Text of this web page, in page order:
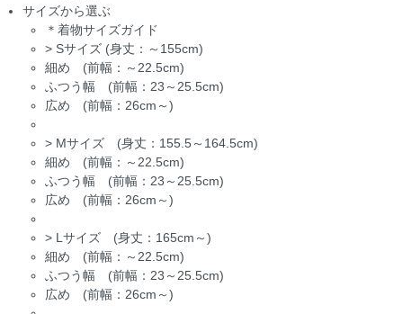
サイズから選ぶ
＊着物サイズガイド
> Sサイズ (身丈：～155cm)
細め (前幅：～22.5cm)
ふつう幅 (前幅：23～25.5cm)
広め (前幅：26cm～)
> Mサイズ (身丈：155.5～164.5cm)
細め (前幅：～22.5cm)
ふつう幅 (前幅：23～25.5cm)
広め (前幅：26cm～)
> Lサイズ (身丈：165cm～)
細め (前幅：～22.5cm)
ふつう幅 (前幅：23～25.5cm)
広め (前幅：26cm～)